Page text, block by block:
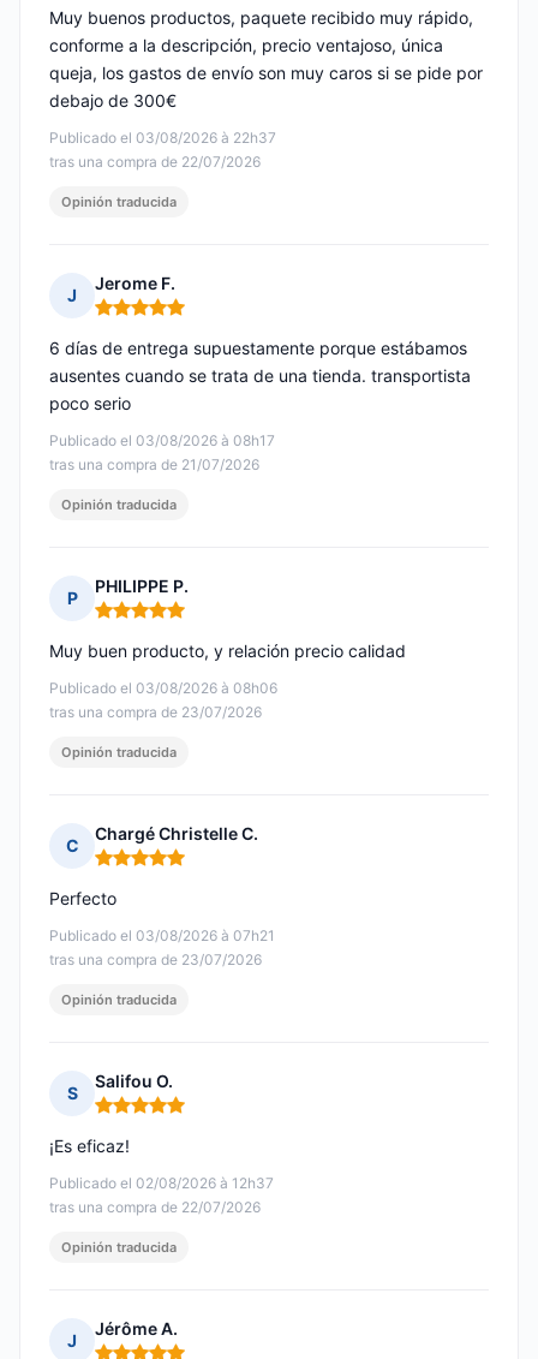
Publicado el 03/08/2026 à 22h37
tras una compra de 22/07/2026
Muy buenos productos, paquete recibido muy rápido,
conforme a la descripción, precio ventajoso, única
queja, los gastos de envío son muy caros si se pide por
debajo de 300€
Opinión traducida
J
Jerome F.
Nota: 5 de 5
Publicado el 03/08/2026 à 08h17
tras una compra de 21/07/2026
6 días de entrega supuestamente porque estábamos
ausentes cuando se trata de una tienda. transportista
poco serio
Opinión traducida
P
PHILIPPE P.
Nota: 5 de 5
Publicado el 03/08/2026 à 08h06
tras una compra de 23/07/2026
Muy buen producto, y relación precio calidad
Opinión traducida
C
Chargé Christelle C.
Nota: 5 de 5
Publicado el 03/08/2026 à 07h21
tras una compra de 23/07/2026
Perfecto
Opinión traducida
S
Salifou O.
Nota: 5 de 5
Publicado el 02/08/2026 à 12h37
tras una compra de 22/07/2026
¡Es eficaz!
Opinión traducida
J
Jérôme A.